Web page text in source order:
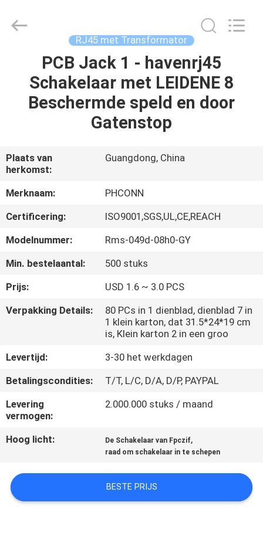
PRODUCTEN
ONS
FABRIEKSREIS
KWALITEITSCONTROLE
CONTACTEER
ONS
SITEMAP
PRIVACY
POLICY
RJ45 met Transformator
PCB Jack 1 - havenrj45
Schakelaar met LEIDENE 8
Beschermde speld en door
Gatenstop
Plaats van
herkomst:
Guangdong, China
Merknaam:
PHCONN
Certificering:
ISO9001,SGS,UL,CE,REACH
Modelnummer:
Rms-049d-08h0-GY
Min. bestelaantal:
500 stuks
Prijs:
USD 1.6 ~ 3.0 PCS
Verpakking Details:
80 PCs in 1 dienblad, dienblad 7 in
1 klein karton, dat 31.5*24*19 cm
is, Klein karton 2 in een groo
Levertijd:
3-30 het werkdagen
Betalingscondities:
T/T, L/C, D/A, D/P, PAYPAL
Levering
vermogen:
2.000.000 stuks / maand
Hoog licht: De Schakelaar van Fpczif,
raad om schakelaar in te schepen
BESTE PRIJS